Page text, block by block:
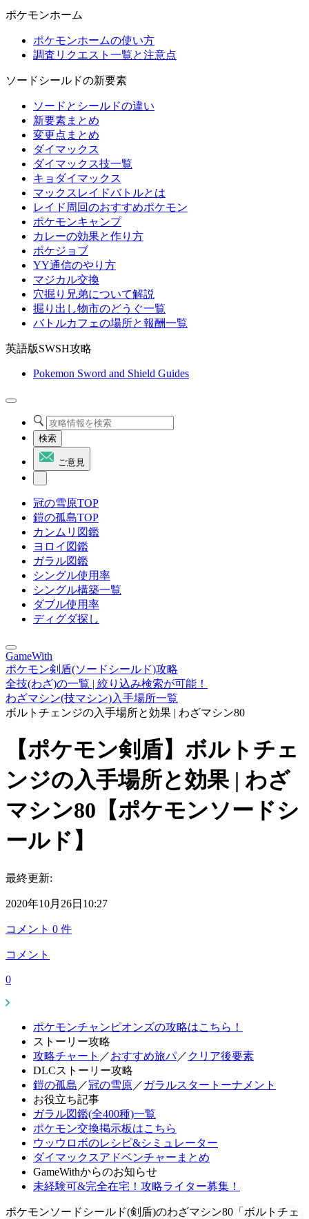
ポケモンホーム
ポケモンホームの使い方
調査リクエスト一覧と注意点
ソードシールドの新要素
ソードとシールドの違い
新要素まとめ
変更点まとめ
ダイマックス
ダイマックス技一覧
キョダイマックス
マックスレイドバトルとは
レイド周回のおすすめポケモン
ポケモンキャンプ
カレーの効果と作り方
ポケジョブ
YY通信のやり方
マジカル交換
穴掘り兄弟について解説
掘り出し物市のどうぐ一覧
バトルカフェの場所と報酬一覧
英語版SWSH攻略
Pokemon Sword and Shield Guides
検索
ご意見
冠の雪原TOP
鎧の孤島TOP
カンムリ図鑑
ヨロイ図鑑
ガラル図鑑
シングル使用率
シングル構築一覧
ダブル使用率
ディグダ探し
GameWith
ポケモン剣盾(ソードシールド)攻略
全技(わざ)の一覧 | 絞り込み検索が可能！
わざマシン(技マシン)入手場所一覧
ボルトチェンジの入手場所と効果 | わざマシン80
【ポケモン剣盾】ボルトチェ
ンジの入手場所と効果 | わざ
マシン80【ポケモンソードシ
ールド】
最終更新:
2020年10月26日10:27
コメント 0 件
コメント
0
ポケモンチャンピオンズの攻略はこちら！
ストーリー攻略
攻略チャート ／おすすめ旅パ／ クリア後要素
DLCストーリー攻略
鎧の孤島 ／冠の雪原／ ガラルスタートーナメント
お役立ち記事
ガラル図鑑(全400種)一覧
ポケモン交換掲示板はこちら
ウッウロボのレシピ&シミュレーター
ダイマックスアドベンチャーまとめ
GameWithからのお知らせ
未経験可&完全在宅！攻略ライター募集！
ポケモンソードシールド(剣盾)のわざマシン80「ボルトチェ